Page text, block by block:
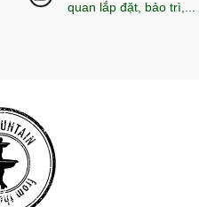
quan lắp đặt, bảo trì,...